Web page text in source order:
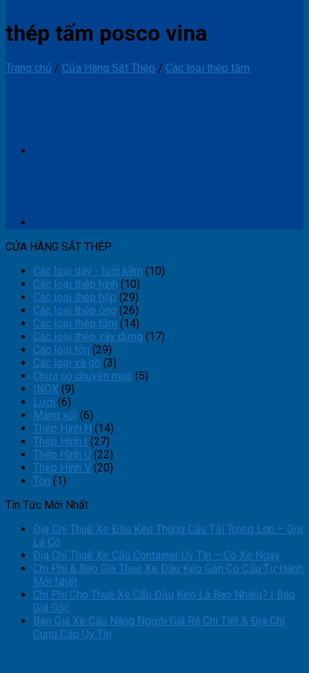
thép tấm posco vina
Trang chủ / Cửa Hàng Sắt Thép / Các loại thép tấm
CỬA HÀNG SẮT THÉP
Các loại dây - lưới kẽm (10)
Các loại thép hình (10)
Các loại thép hộp (29)
Các loại thép ống (26)
Các loại thép tấm (14)
Các loại thép xây dựng (17)
Các loại tôn (29)
Các loại xà gồ (3)
Chưa có chuyên mục (5)
INOX (9)
Lưới (6)
Máng xối (6)
Thép Hình H (14)
Thép Hình I (27)
Thép Hình U (22)
Thép Hình V (20)
Tôn (1)
Tin Tức Mới Nhất
Địa Chỉ Thuê Xe Đầu Kéo Thùng Cẩu Tải Trọng Lớn – Gọi
Là Có
Địa Chỉ Thuê Xe Cẩu Container Uy Tín – Có Xe Ngay
Chi Phí & Báo Giá Thuê Xe Đầu Kéo Gắn Có Cẩu Tự Hành
Mới Nhất
Chi Phí Cho Thuê Xe Cẩu Đầu Kéo Là Bao Nhiêu? | Báo
Giá Gốc
Báo Giá Xe Cẩu Nâng Người Giá Rẻ Chi Tiết & Địa Chỉ
Cung Cấp Uy Tín